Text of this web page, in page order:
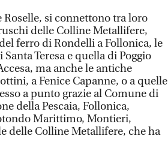
Roselle, si connettono tra loro
delle Colline Metallifere,
ferro di Rondelli a Follonica, le
Teresa e quella di Poggio
ma anche le antiche
a Fenice Capanne, o a quelle
a punto grazie al Comune di
della Pescaia, Follonica,
Marittimo, Montieri,
delle Colline Metallifere, che ha